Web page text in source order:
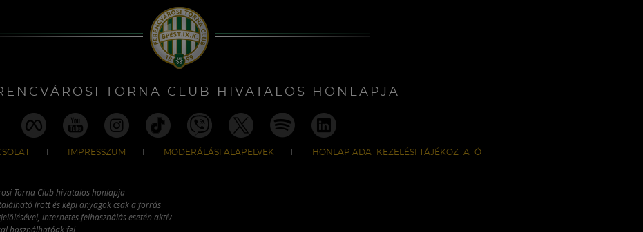
TORNA CLUB HIVATALOS HONLAPJA
IMPRESSZUM MODERÁLÁSI ALAPELVEK HONLAP ADATKEZELÉSI TÁJÉKOZTATÓ
Torna Club hivatalos honlapja
írott és képi anyagok csak a forrás
internetes felhasználás esetén aktív
használhatóak fel.